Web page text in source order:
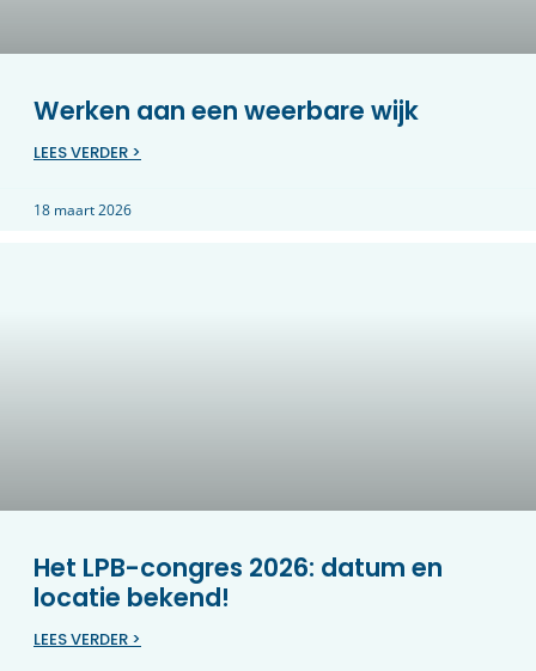
Werken aan een weerbare wijk
LEES VERDER >
18 maart 2026
Het LPB-congres 2026: datum en
locatie bekend!
LEES VERDER >